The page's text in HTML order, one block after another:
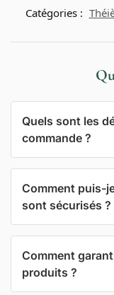
Catégories :
Quels sont les
commande ?
Comment puis-
sont sécurisés ?
Comment
produits ?